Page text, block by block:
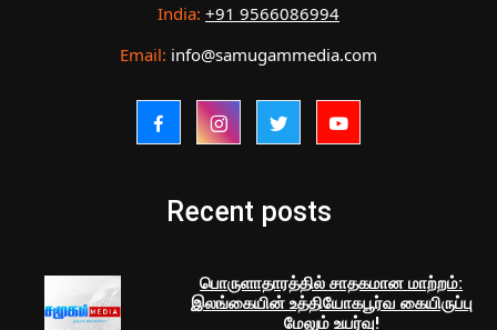
India: +91 9566086994
Email: info@samugammedia.com
Recent posts
பொருளாதாரத்தில் சாதகமான மாற்றம்:
இலங்கையின் உத்தியோகபூர்வ கையிருப்பு
மேலும் உயர்வு!